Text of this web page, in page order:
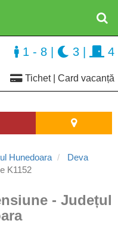
Hunedoara
Deva
K1152
- Județul
Tichet | Card vacanță
1 - 8 3 4